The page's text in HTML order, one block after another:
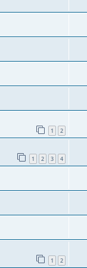
1 2
1 2 3 4
1 2